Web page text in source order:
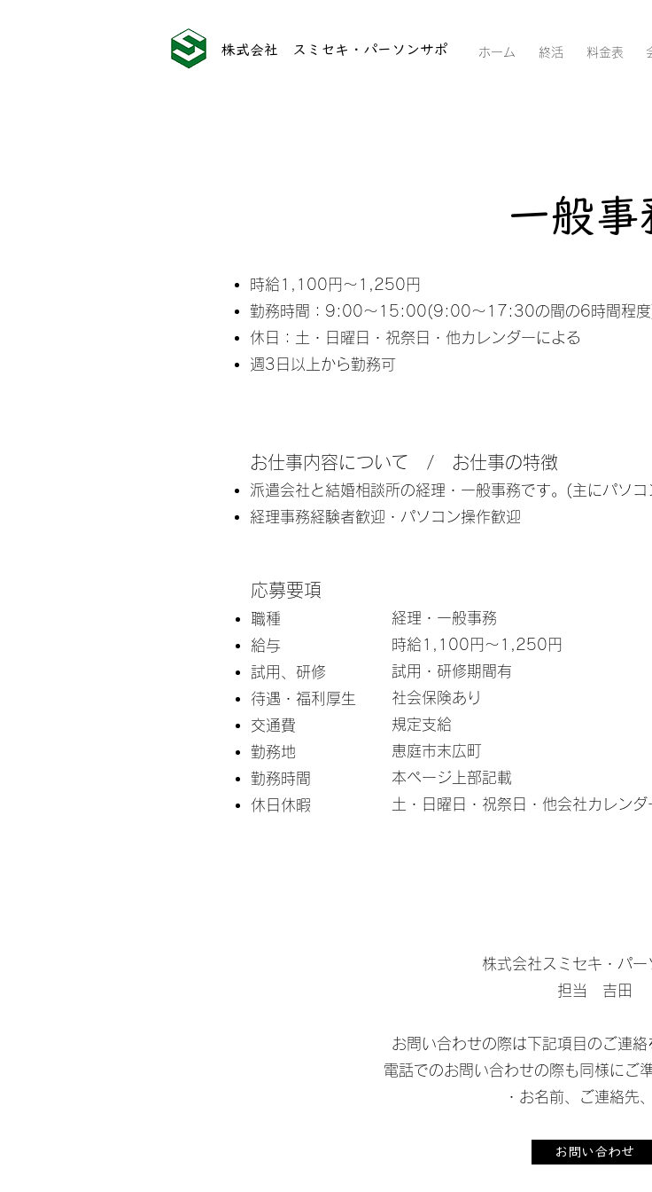
株式会社 スミセキ・パーソンサポ ホーム 終活 料金表
一般事
時給1,100円〜1,250円
勤務時間：9:00～15:00(9:00～17:30の間の6時間程度
休日：土・日曜日・祝祭日・他カレンダーによる
​週3日以上から勤務可
経理・一般事務
時給1,100円〜1,250円
試用・研修期間有
社会保険あり
​規定支給
恵庭市末広町
本ページ上部記載
土・日曜日・祝祭日・他会社カレンダ
お仕事内容について / お仕事の特徴
派遣会社と結婚相談所の経理・一般事務です。(主にパソコ
​経理事務経験者歓迎・パソコン操作歓迎
応募要項
​職種
給与
試用、研修
待遇・福利厚生
交通費
勤務地
勤務時間
​休日休暇
株式会社​スミセキ・パー
担当 吉田
お問い合わせの際は下記項目のご連絡
電話でのお問い合わせの際も同様にご
・お名前、ご連絡先
お問い合わせ